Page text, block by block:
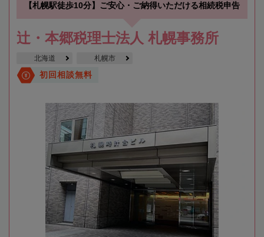
【札幌駅徒歩10分】ご安心・ご納得いただける相続税申告
辻・本郷税理士法人 札幌事務所
北海道 札幌市
初回相談無料